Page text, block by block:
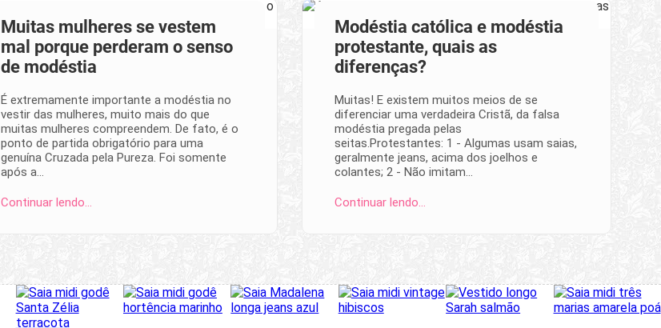
Muitas mulheres se vestem
mal porque perderam o senso
de modéstia
É extremamente importante a modéstia no
vestir das mulheres, muito mais do que
muitas mulheres compreendem. De fato, é o
ponto de partida obrigatório para uma
genuína Cruzada pela Pureza. Foi somente
após a…
Continuar lendo…
Modéstia católica e modéstia
protestante, quais as
diferenças?
Muitas! E existem muitos meios de se
diferenciar uma verdadeira Cristã, da falsa
modéstia pregada pelas
seitas.Protestantes: 1 - Algumas usam saias,
geralmente jeans, acima dos joelhos e
colantes; 2 - Não imitam…
Continuar lendo…